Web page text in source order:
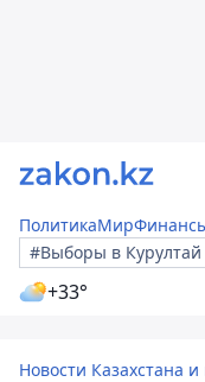
ПолитикаМир
#Выборы в Курултай
+33°
Новости Казахстана